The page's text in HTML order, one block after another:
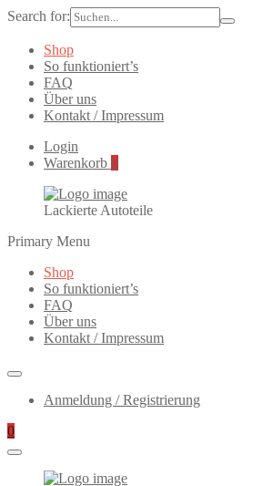
Search for:
Shop
So funktioniert’s
FAQ
Über uns
Kontakt / Impressum
Login
Warenkorb 0
Lackierte Autoteile
Primary Menu
Shop
So funktioniert’s
FAQ
Über uns
Kontakt / Impressum
Anmeldung / Registrierung
0